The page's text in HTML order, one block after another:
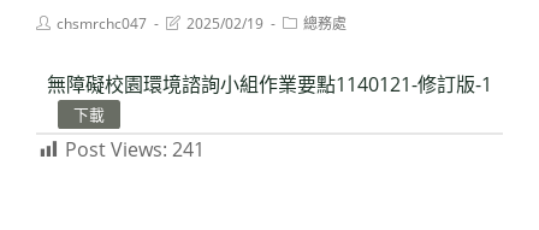
Postchsmrchc047
Post2025/02/19
Post總務處
無障礙校園環境諮詢小組作業要點1140121-修訂版-1
下載
Post Views: 241